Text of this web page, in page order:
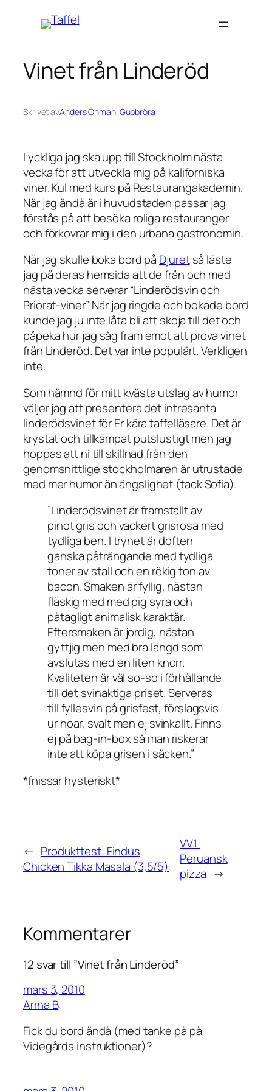
Vinet från Linderöd
Skrivet avAnders Öhmani Gubbröra
Lyckliga jag ska upp till Stockholm nästa
vecka för att utveckla mig på kaliforniska
viner. Kul med kurs på Restaurangakademin.
När jag ändå är i huvudstaden passar jag
förstås på att besöka roliga restauranger
och förkovrar mig i den urbana gastronomin.
När jag skulle boka bord på Djuretså läste
jag på deras hemsida att de från och med
nästa vecka serverar “Linderödsvin och
Priorat-viner”. När jag ringde och bokade bord
kunde jag ju inte låta bli att skoja till det och
påpeka hur jag såg fram emot att prova vinet
från Linderöd. Det var inte populärt. Verkligen
inte.
Som hämnd för mitt kvästa utslag av humor
väljer jag att presentera det intresanta
linderödsvinet för Er kära taffelläsare. Det är
krystat och tillkämpat putslustigt men jag
hoppas att ni till skillnad från den
genomsnittlige stockholmaren är utrustade
med mer humor än ängslighet (tack Sofia).
”Linderödsvinet är framställt av
pinot grisoch vackert grisrosa med
tydliga ben. I trynet är doften
ganska påträngande med tydliga
toner av stall och en rökig ton av
bacon. Smaken är fyllig, nästan
fläskig med medpig syra och
påtagligt animalisk karaktär.
Eftersmaken är jordig, nästan
gyttjig men med bra längd som
avslutas med en liten knorr.
Kvaliteten är väl so-so i förhållande
till det svinaktiga priset. Serveras
till fyllesvin på grisfest, förslagsvis
ur hoar, svalt men ej svinkallt. Finns
ej på bag-in-box så man riskerar
inte att köpa grisen i säcken.”
*fnissar hysteriskt*
← Produkttest: Findus
Chicken Tikka Masala (3,5/5)
VV1:
Peruansk
pizza →
Kommentarer
12 svar till ”Vinet från Linderöd”
mars 3, 2010
Anna B
Fick du bord ändå (med tanke på på
Videgårds instruktioner)?